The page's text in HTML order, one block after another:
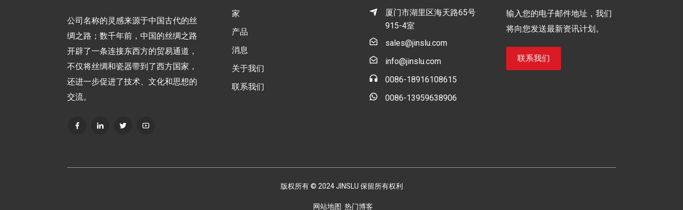
公司名称的灵感来源于中国古代的丝
绸之路；数千年前，中国的丝绸之路
开辟了一条连接东西方的贸易通道，
不仅将丝绸和瓷器带到了西方国家，
还进一步促进了技术、文化和思想的
交流。
家
产品
消息
关于我们
联系我们
厦门市湖里区海天路65号
915-4室
sales@jinslu.com
info@jinslu.com
0086-18916108615
0086-13959638906
输入您的电子邮件地址，我们
将向您发送最新资讯计划。
联系我们
版权所有 © 2024 JINSLU 保留所有权利
网站地图 热门博客